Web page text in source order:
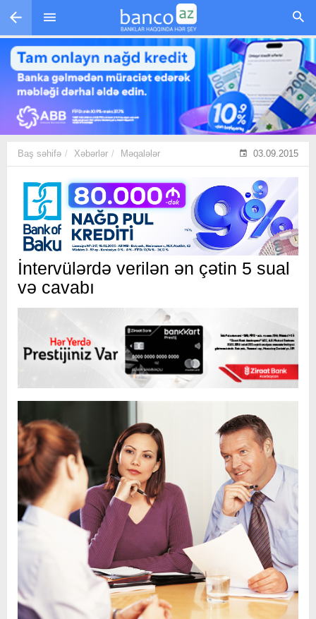
Skip to main content
Baş səhifə Xəbərlər Məqalələr 03.09.2015
İntervülərdə verilən ən çətin 5 sual
və cavabı